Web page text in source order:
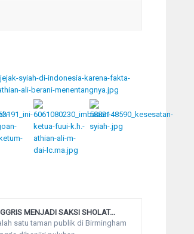
MENJADI SAKSI SHOLAT...
satu taman publik di Birmingham